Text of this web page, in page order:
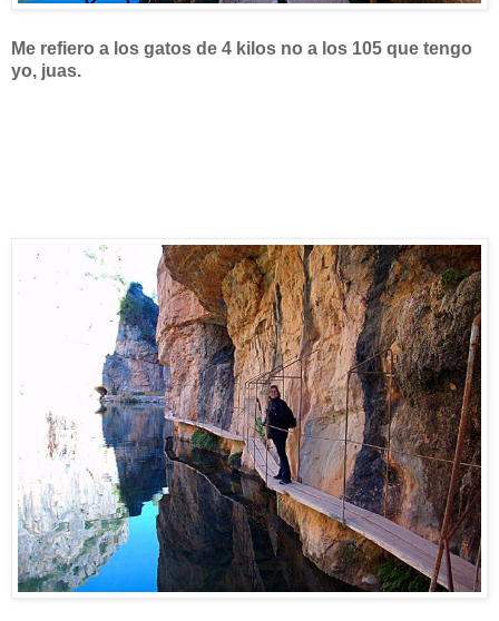
Me refiero a los gatos de 4 kilos no a los 105 que tengo
yo, juas.